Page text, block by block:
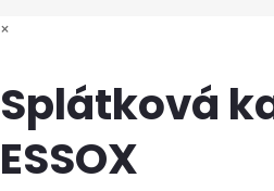
×
Splátková
ESSOX